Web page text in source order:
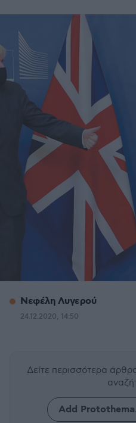
Νεφέλη Λυγερού
24.12.2020, 14:50
Δείτε περισσότερα
Add